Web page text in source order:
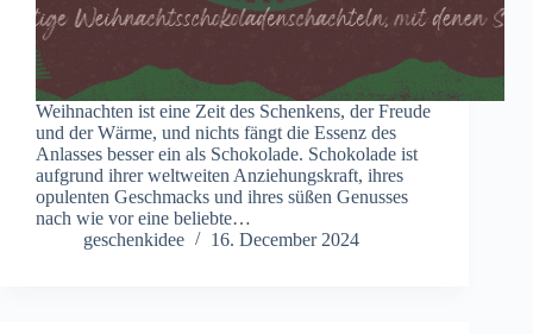
Weihnachten ist eine Zeit des Schenkens, der Freude
und der Wärme, und nichts fängt die Essenz des
Anlasses besser ein als Schokolade. Schokolade ist
aufgrund ihrer weltweiten Anziehungskraft, ihres
opulenten Geschmacks und ihres süßen Genusses
nach wie vor eine beliebte…
geschenkidee
16. December 2024